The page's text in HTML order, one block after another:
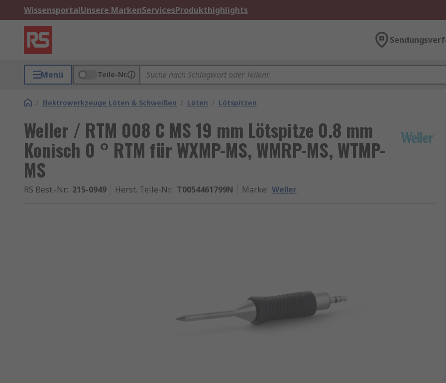
WissensportalUnsere MarkenServicesProdukthighlights
Menü Teile-Nr.
/ Elektrowerkzeuge Löten & Schweißen / Löten / Lötspitzen
Weller / RTM 008 C MS 19 mm Lötspitze 0.8 mm
Konisch 0 ° RTM für WXMP-MS, WMRP-MS, WTMP-
MS
RS Best.-Nr.: 215-0949 Herst. Teile-Nr.: T0054461799N Marke: Weller